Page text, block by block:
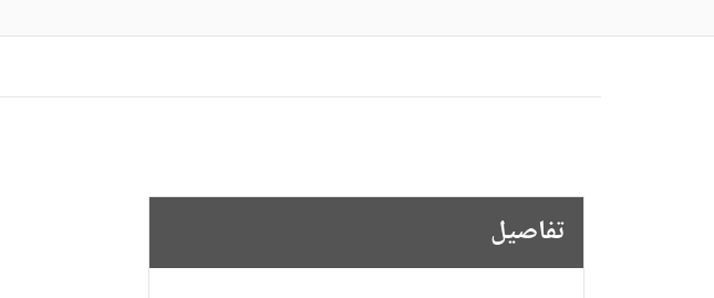
تفاصيل